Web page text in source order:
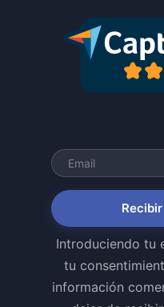
Introduciendo tu
tu
información